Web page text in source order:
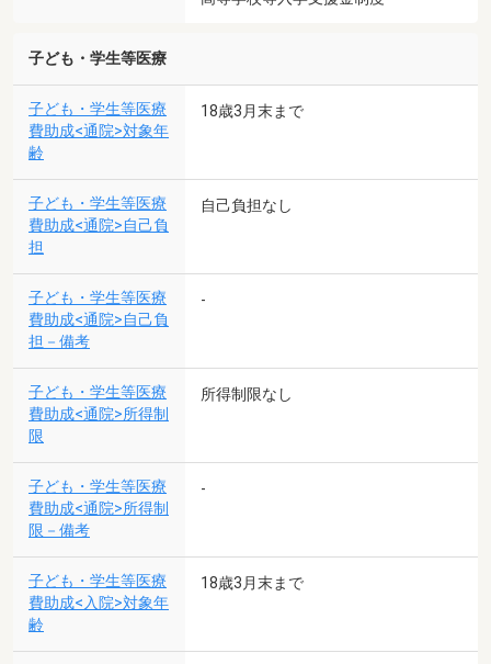
子ども・学生等医療
子ども・学生等医療
費助成<通院>対象年
齢
18歳3月末まで
子ども・学生等医療
費助成<通院>自己負
担
自己負担なし
子ども・学生等医療
費助成<通院>自己負
担－備考
-
子ども・学生等医療
費助成<通院>所得制
限
所得制限なし
子ども・学生等医療
費助成<通院>所得制
限－備考
-
子ども・学生等医療
費助成<入院>対象年
齢
18歳3月末まで